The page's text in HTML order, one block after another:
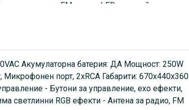
за радио, FM радио, LED дисплей
Акумулаторна батерия: ДА Мощност: 250W
порт, 2xRCA Габарити: 670х440х360
- Бутони за управление, ехо ефекти,
светлинни RGB ефекти - Антена за радио, FM